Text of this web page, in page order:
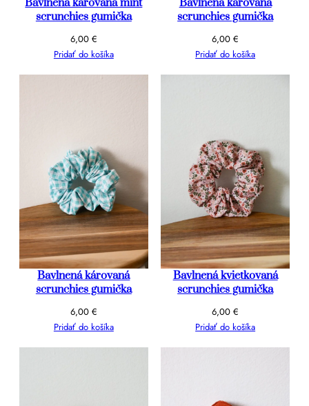
scrunchies gumička
6,00 €
Pridať do košíka
scrunchies gumička
6,00€
Pridať do košíka
Bavlnená károvaná
scrunchies gumička
6,00 €
Pridať do košíka
Bavlnená kvietkovaná
scrunchies gumička
6,00€
Pridať do košíka